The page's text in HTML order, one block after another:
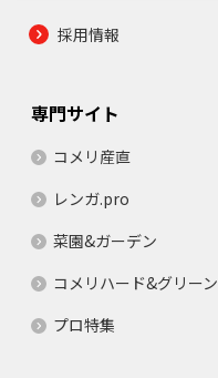
採用情報
専門サイト
コメリ産直
レンガ.pro
菜園&ガーデン
コメリハード&グリーン
プロ特集